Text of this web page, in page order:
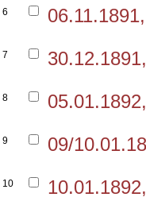
6
7
8
9 09/
10